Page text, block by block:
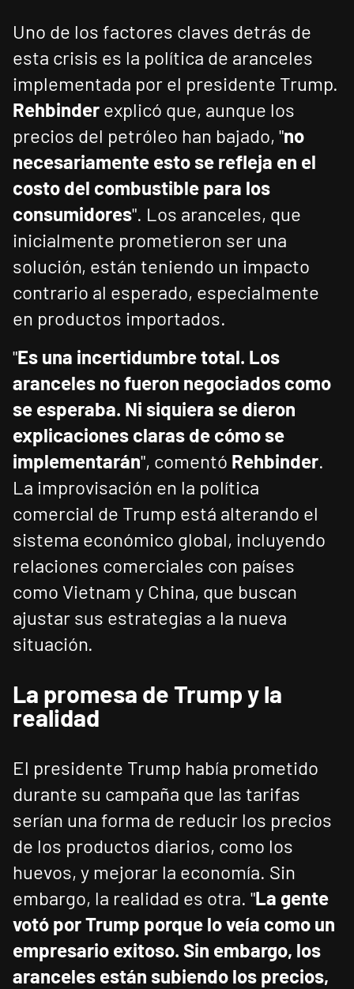
Uno de los factores claves detrás de
esta crisis es la política de aranceles
implementada por el presidente Trump.
Rehbinder explicó que, aunque los
precios del petróleo han bajado, "no
necesariamente esto se refleja en el
costo del combustible para los
consumidores". Los aranceles, que
inicialmente prometieron ser una
solución, están teniendo un impacto
contrario al esperado, especialmente
en productos importados.
"Es una incertidumbre total. Los
aranceles no fueron negociados como
se esperaba. Ni siquiera se dieron
explicaciones claras de cómo se
implementarán", comentó Rehbinder.
La improvisación en la política
comercial de Trump está alterando el
sistema económico global, incluyendo
relaciones comerciales con países
como Vietnam y China, que buscan
ajustar sus estrategias a la nueva
situación.
La promesa de Trump y la
realidad
El presidente Trump había prometido
durante su campaña que las tarifas
serían una forma de reducir los precios
de los productos diarios, como los
huevos, y mejorar la economía. Sin
embargo, la realidad es otra. "La gente
votó por Trump porque lo veía como un
empresario exitoso. Sin embargo, los
aranceles están subiendo los precios,